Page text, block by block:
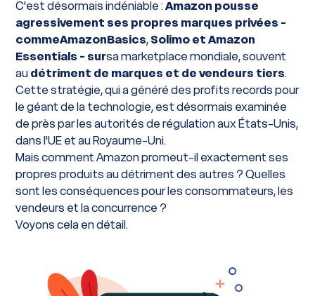
C'est désormais indéniable :Amazon pousse
agressivement ses propres marques privées -
commeAmazonBasics,Solimoet Amazon
Essentials - sursa marketplace mondiale, souvent
audétriment de marques et de vendeurs tiers.
Cette stratégie, qui a généré des profits records pour
le géant de la technologie, est désormais examinée
de près par les autorités de régulation aux États-Unis,
dans l'UE et au Royaume-Uni.
Mais comment Amazon promeut-il exactement ses
propres produits au détriment des autres ? Quelles
sont les conséquences pour les consommateurs, les
vendeurs et la concurrence ?
Voyons cela en détail.